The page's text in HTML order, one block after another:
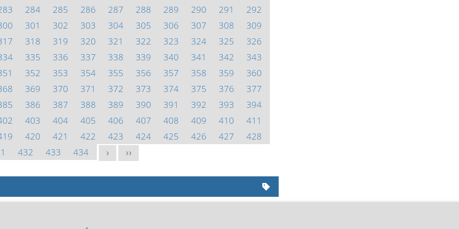
284 285 286 287 288 289 290 291
292
301 302 303 304 305 306 307 308
309
318 319 320 321 322 323 324 325
326
335 336 337 338 339 340 341 342
343
352 353 354 355 356 357 358 359
360
369 370 371 372 373 374 375 376
377
386 387 388 389 390 391 392 393
394
403 404 405 406 407 408 409 410
411
420 421 422 423 424 425 426 427
428
432 433 434 > >>